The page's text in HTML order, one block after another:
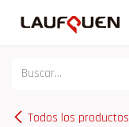
Todos los productos